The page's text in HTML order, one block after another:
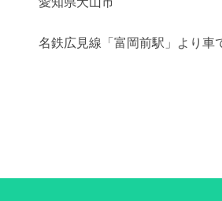
名鉄広見線「富岡前駅」より車